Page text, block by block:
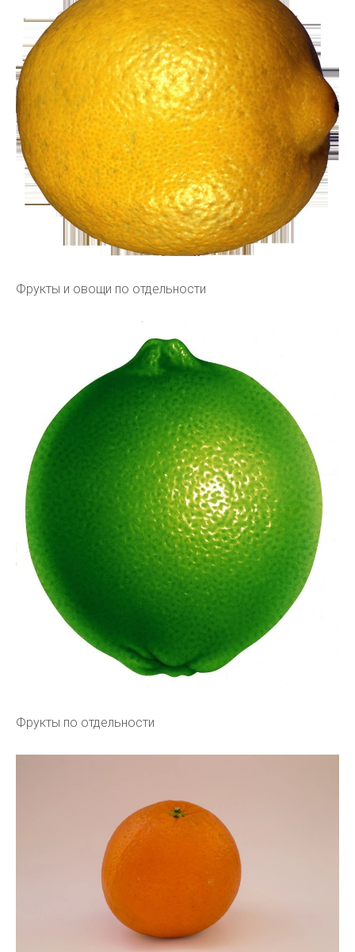
Фрукты и овощи по отдельности
Фрукты по отдельности